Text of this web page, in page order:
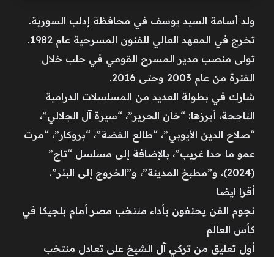
ولد أسامة السيد يوسف في محافظة إدلب السورية.
تخرج في المعهد العالي للفنون المسرحية عام 1982.
تولى منصب مدير المسرح القومي في حلب خلال
الفترة من عام 2003 وحتى 2016.
شارك في بطولة العديد من المسلسلات الدرامية
الناجحة، أبرزها: “خان الحرير”، “سيرة آل الجلالي”،
“صلاح الدين الأيوبي”، “طالع الفضة”، “بروكار”، “مرت
عمو ما حدا غريب”، بالإضافة إلى مسلسل “تاج”
(2024)، و”مطبخ المدينة”، و”الخروج إلى البئر”.
أقرا ايضا
نجوم الفن يحتفون بأداء منتخب مصر أمام بلجيكا في
كأس العالم
أول تعليق من تركي آل الشيخ على تعادل منتخب